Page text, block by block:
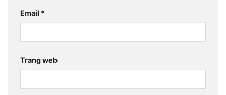
Email *
Trang web